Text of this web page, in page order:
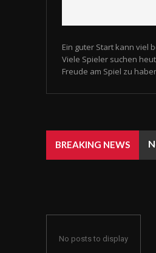
Ein guter Start kann viel
Viele Spieler suchen
Freude am Spiel zu
BREAKING NEWS
No posts to display